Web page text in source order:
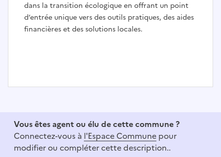
dans la transition écologique en offrant un point
d’entrée unique vers des outils pratiques, des aides
financières et des solutions locales.
Vous êtes agent ou élu de cette commune ?
Connectez-vous à l'Espace Commune pour
modifier ou compléter cette description..